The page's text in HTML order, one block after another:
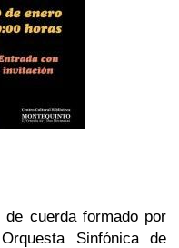
cuerda formado por
Sinfónica de